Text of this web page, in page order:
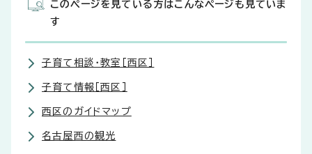
このページを見ている方はこんなページも見ていま
す
子育て相談・教室［西区］
子育て情報［西区］
西区のガイドマップ
名古屋西の観光